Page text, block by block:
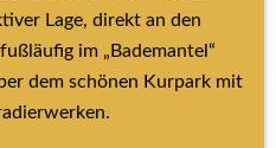
Lage, direkt an den
im „Bademantel“
dem schönen Kurpark mit